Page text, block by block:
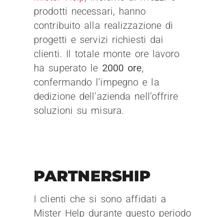
prodotti necessari, hanno
contribuito alla realizzazione di
progetti e servizi richiesti dai
clienti. Il totale monte ore lavoro
ha superato le 2000 ore,
confermando l’impegno e la
dedizione dell’azienda nell’offrire
soluzioni su misura.
PARTNERSHIP
I clienti che si sono affidati a
Mister Help durante questo periodo